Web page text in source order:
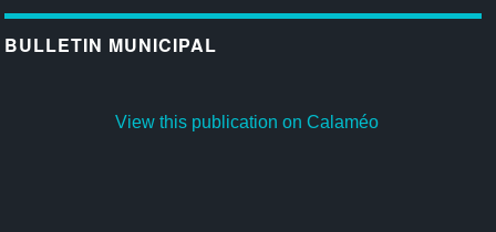
BULLETIN MUNICIPAL
View this publication on Calaméo